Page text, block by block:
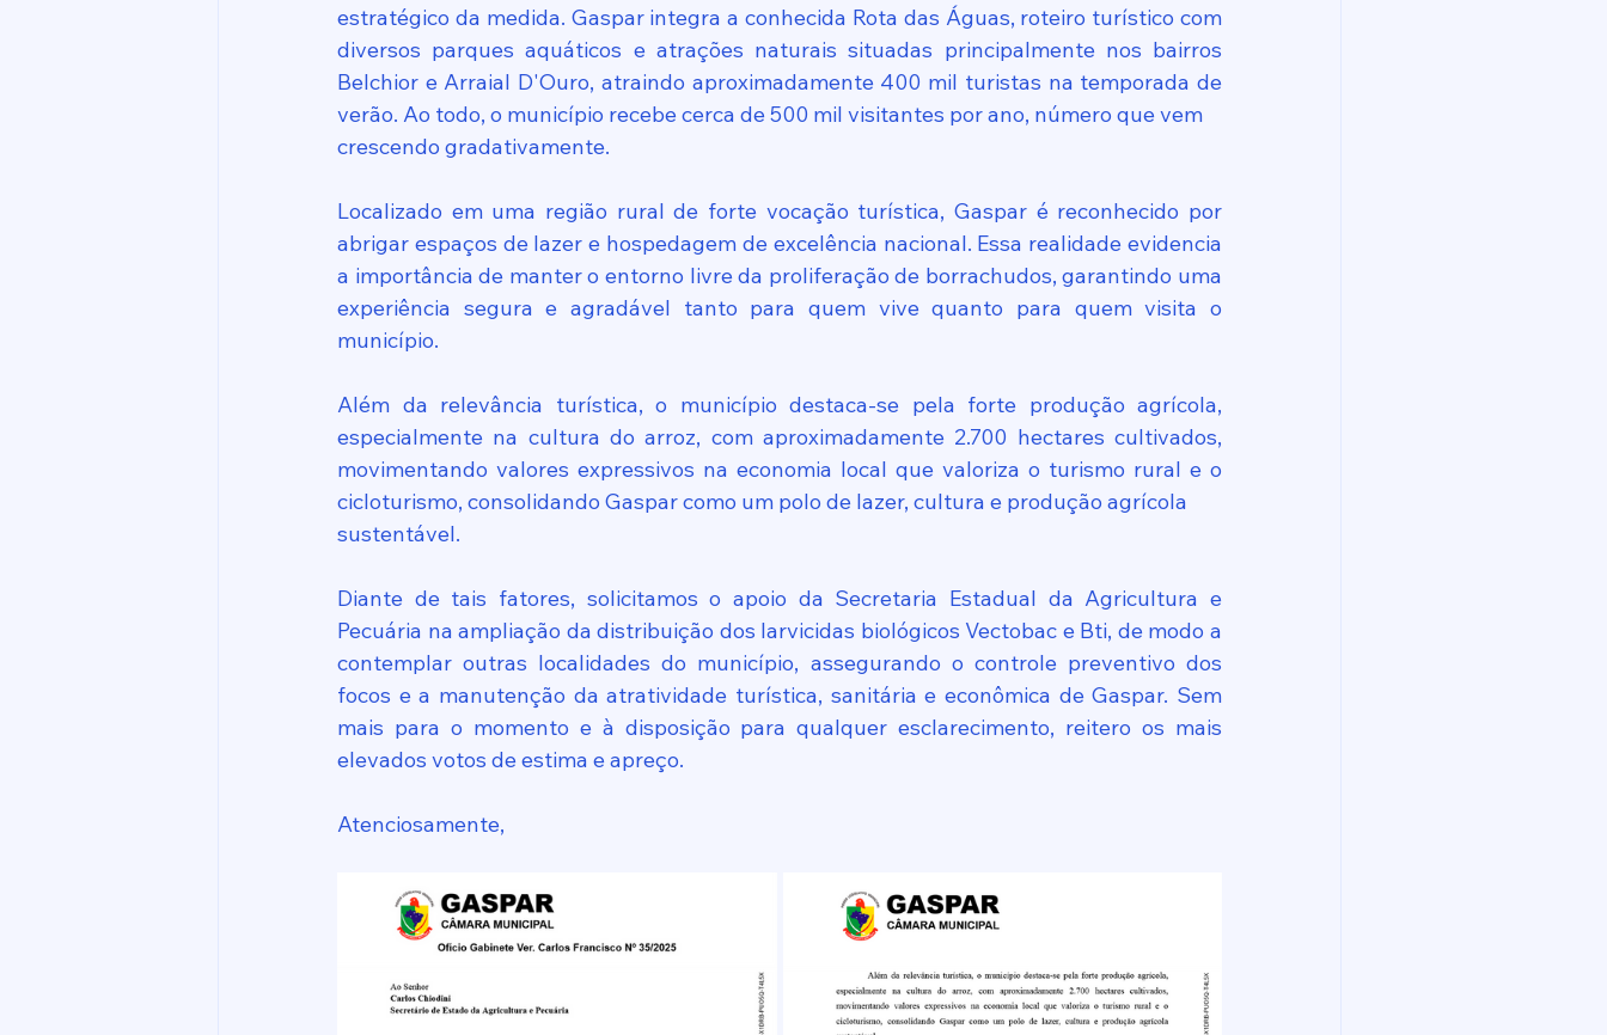
estratégico da medida. Gaspar integra a conhecida Rota das Águas, roteiro turístico com
diversos parques aquáticos e atrações naturais situadas principalmente nos bairros
Belchior e Arraial D'Ouro, atraindo aproximadamente 400 mil turistas na temporada de
verão. Ao todo, o município recebe cerca de 500 mil visitantes por ano, número que vem
crescendo gradativamente.
Localizado em uma região rural de forte vocação turística, Gaspar é reconhecido por
abrigar espaços de lazer e hospedagem de excelência nacional. Essa realidade evidencia
a importância de manter o entorno livre da proliferação de borrachudos, garantindo uma
experiência segura e agradável tanto para quem vive quanto para quem visita o
município.
Além da relevância turística, o município destaca-se pela forte produção agrícola,
especialmente na cultura do arroz, com aproximadamente 2.700 hectares cultivados,
movimentando valores expressivos na economia local que valoriza o turismo rural e o
cicloturismo, consolidando Gaspar como um polo de lazer, cultura e produção agrícola
sustentável.
Diante de tais fatores, solicitamos o apoio da Secretaria Estadual da Agricultura e
Pecuária na ampliação da distribuição dos larvicidas biológicos Vectobac e Bti, de modo a
contemplar outras localidades do município, assegurando o controle preventivo dos
focos e a manutenção da atratividade turística, sanitária e econômica de Gaspar. Sem
mais para o momento e à disposição para qualquer esclarecimento, reitero os mais
elevados votos de estima e apreço.
Atenciosamente,